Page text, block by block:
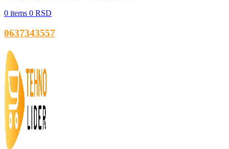
0 items 0 RSD
0637343557